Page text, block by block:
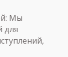
Мы
для